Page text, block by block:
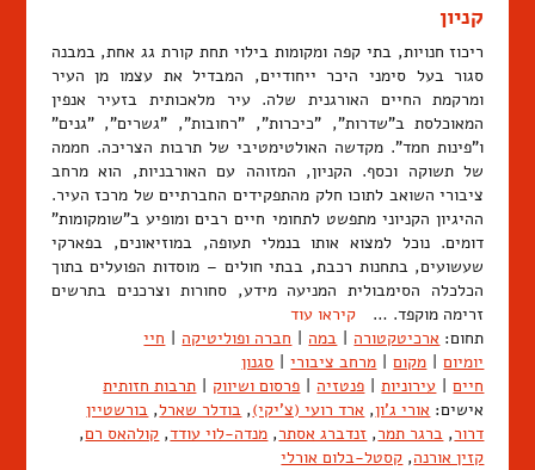
קניון
ריכוז חנויות, בתי קפה ומקומות בילוי תחת קורת גג אחת, במבנה
סגור בעל סימני היכר ייחודיים, המבדיל את עצמו מן העיר
ומרקמת החיים האורגנית שלה. עיר מלאכותית בזעיר אנפין
המאוכלסת ב"שדרות", "כיכרות", "רחובות", "גשרים", "גנים"
ו"פינות חמד". מקדשה האולטימטיבי של תרבות הצריכה. חממה
של תשוקה וכסף. הקניון, המזוהה עם האורבניות, הוא מרחב
ציבורי השואב לתוכו חלק מהתפקידים החברתיים של מרכז העיר.
ההיגיון הקניוני מתפשט לתחומי חיים רבים ומופיע ב"שומקומות"
דומים. נוכל למצוא אותו בנמלי תעופה, במוזיאונים, בפארקי
שעשועים, בתחנות רכבת, בבתי חולים – מוסדות הפועלים בתוך
הכלכלה הסימבולית המניעה מידע, סחורות וצרכנים בתרשים
זרימה מוקפד. … קיראו עוד
תחום: ארכיטקטורה | במה | חברה ופוליטיקה | חיי
יומיום | מקום | מרחב ציבורי | סגנון
חיים | עירוניות | פנטזיה | פרסום ושיווק | תרבות חזותית
אישים: אורי ג'ון, ארד רועי (צ'יקי), בודלר שארל, בורשטיין
דרור, ברגר תמר, זנדברג אסתר, מנדה-לוי עודד, קולהאס רם,
קזין אורנה, קסטל-בלום אורלי